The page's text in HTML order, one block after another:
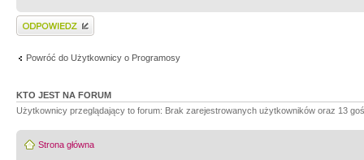
Wyślij odpowiedź
Powróć do Użytkownicy o Programosy
KTO JEST NA FORUM
Użytkownicy przeglądający to forum: Brak zarejestrowanych użytkowników oraz 13
Strona główna